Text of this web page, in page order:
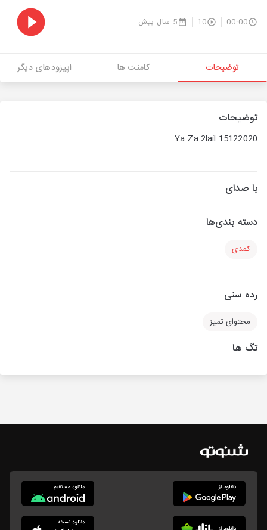
00:00
10 5 سال پیش
توضیحات کامنت ها اپیزودهای دیگر
توضیحات
Ya Za 2lail 15122020
با صدای
دسته بندی‌ها
کمدی
رده سنی
محتوای تمیز
تگ ها